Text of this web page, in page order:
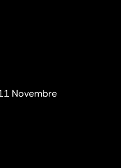
Novembre